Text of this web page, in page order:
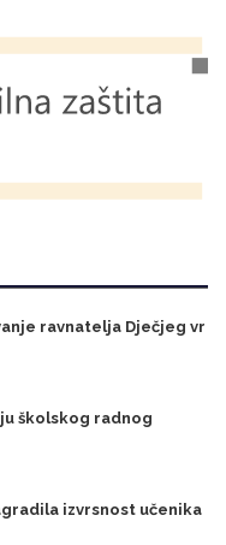
ravnatelja Dječjeg vr
školskog radnog
izvrsnost učenika